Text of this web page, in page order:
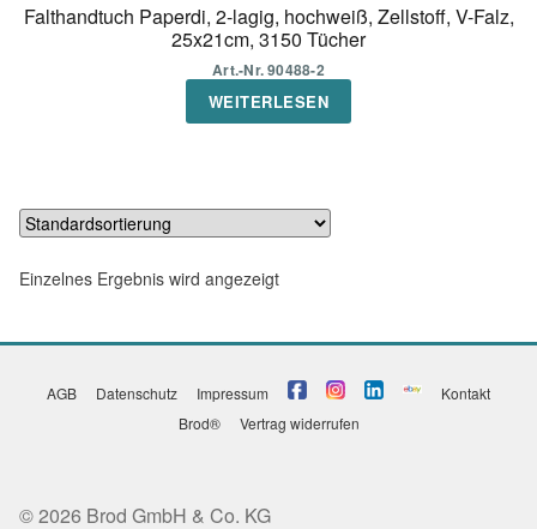
Falthandtuch Paperdi, 2-lagig, hochweiß, Zellstoff, V-Falz,
25x21cm, 3150 Tücher
Art.-Nr. 90488-2
WEITERLESEN
Einzelnes Ergebnis wird angezeigt
AGB Datenschutz Impressum
Kontakt
Brod®
Vertrag widerrufen
© 2026 Brod GmbH & Co. KG